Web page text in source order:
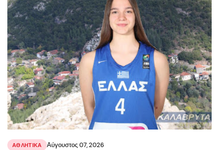
ΑΘΛΗΤΙΚΑ Αύγουστος 07, 2026